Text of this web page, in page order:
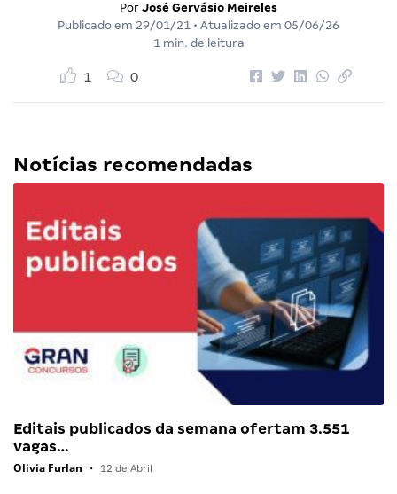
Por José Gervásio Meireles
Publicado em 29/01/21 • Atualizado em 05/06/26
1 min. de leitura
1 0
Notícias recomendadas
Editais publicados da semana ofertam 3.551
vagas…
Olivia Furlan • 12 de Abril